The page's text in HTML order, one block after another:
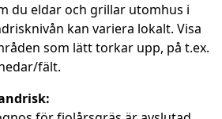
du eldar och grillar utomhus i
kan variera lokalt. Visa
som lätt torkar upp, på t.ex.
fält.